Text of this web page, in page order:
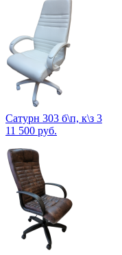
Сатурн 303 б\п, к\з 3
11 500 руб.